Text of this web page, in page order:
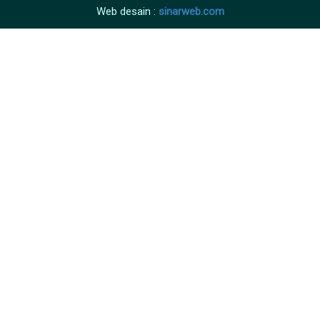
Web desain : sinarweb.com